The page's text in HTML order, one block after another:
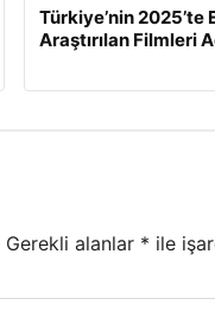
Türkiye’nin 2025’te
Araştırılan Filmleri
Gerekli alanlar * ile